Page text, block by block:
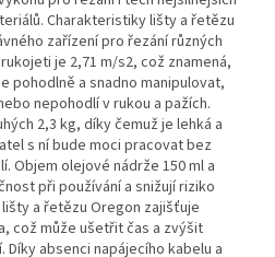
Charakteristiky lišty a řetězu
zařízení pro řezání různých
je 2,71 m/s2, což znamená,
pohodlně a snadno manipulovat,
nepohodlí v rukou a pažích.
2,3 kg, díky čemuž je lehká a
s ní bude moci pracovat bez
Objem olejové nádrže 150 ml a
při používání a snižují riziko
a řetězu Oregon zajišťuje
což může ušetřit čas a zvýšit
absenci napájecího kabelu a